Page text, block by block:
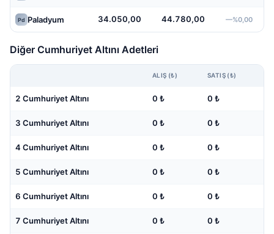
Pd Paladyum 34.050,00 44.780,00 —%0,00
Diğer Cumhuriyet Altını Adetleri
ALIŞ (₺) SATIŞ (₺)
2 Cumhuriyet Altını 0 ₺ 0 ₺
3 Cumhuriyet Altını 0 ₺ 0 ₺
4 Cumhuriyet Altını 0 ₺ 0 ₺
5 Cumhuriyet Altını 0 ₺ 0 ₺
6 Cumhuriyet Altını 0 ₺ 0 ₺
7 Cumhuriyet Altını 0 ₺ 0 ₺